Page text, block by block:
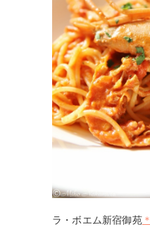
ラ・ボエム新宿御苑＊